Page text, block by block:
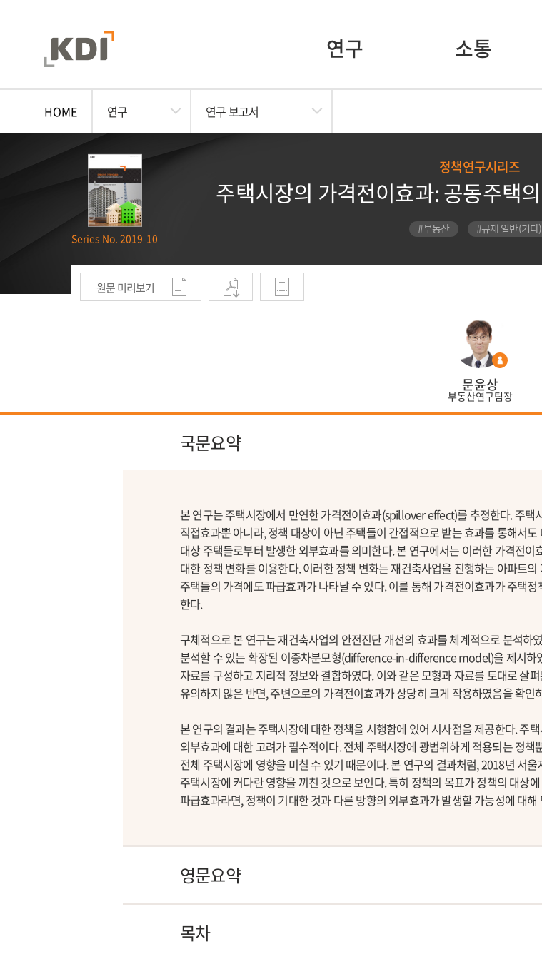
연구 소통
HOME 연구 연구 보고서
Series No. 2019-10
정책연구시리즈
주택시장의 가격전이효과: 공동주택
#부동산 #규제 일반(기타)
원문 미리보기
문윤상
부동산연구팀장
국문요약
본 연구는 주택시장에서 만연한 가격전이효과(spillover effect)를 추정한다. 주택
직접효과뿐 아니라, 정책 대상이 아닌 주택들이 간접적으로 받는 효과를 통해서
대상 주택들로부터 발생한 외부효과를 의미한다. 본 연구에서는 이러한 가격전
대한 정책 변화를 이용한다. 이러한 정책 변화는 재건축사업을 진행하는 아파트
주택들의 가격에도 파급효과가 나타날 수 있다. 이를 통해 가격전이효과가 주택
한다.
구체적으로 본 연구는 재건축사업의 안전진단 개선의 효과를 체계적으로 분석하
분석할 수 있는 확장된 이중차분모형(difference-in-difference model)을 제시하
자료를 구성하고 지리적 정보와 결합하였다. 이와 같은 모형과 자료를 토대로 살
유의하지 않은 반면, 주변으로의 가격전이효과가 상당히 크게 작용하였음을 확인
본 연구의 결과는 주택시장에 대한 정책을 시행함에 있어 시사점을 제공한다. 주
외부효과에 대한 고려가 필수적이다. 전체 주택시장에 광범위하게 적용되는 정
전체 주택시장에 영향을 미칠 수 있기 때문이다. 본 연구의 결과처럼, 2018년 서
주택시장에 커다란 영향을 끼친 것으로 보인다. 특히 정책의 목표가 정책의 대상
파급효과라면, 정책이 기대한 것과 다른 방향의 외부효과가 발생할 가능성에 대
영문요약
목차